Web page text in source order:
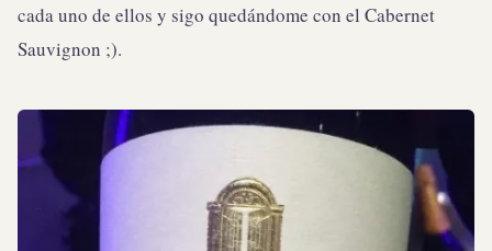
cada uno de ellos y sigo quedándome con el Cabernet
Sauvignon ;).